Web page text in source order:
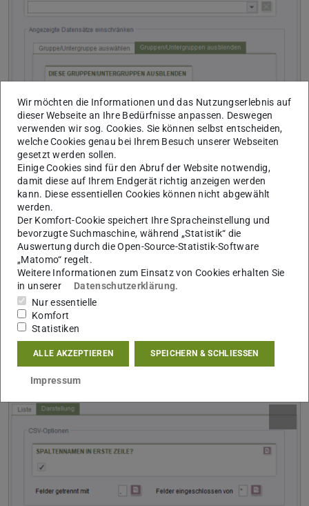
Gruppe/Untergruppe ausblenden
Hiermit kann die Anzahl und Auswahl der gelisteten
Kontakte ebenfalls eingeschränkt werden.
Diese Gruppen/Untergruppen ausblenden
Wählen Sie die Gruppe(n) bzw. Untergruppe(n) aus, deren
Kontakte NICHT in der CSV-Liste ausgegeben werden
sollen (obwohl sie zu der gewählten Einrichtung gehören).
Diese Option kann verwendet werden, um z. B. die
Praktikant*innen Ihrer Einrichtung nicht in der Liste
Darstellung
Wir möchten die Informationen und das Nutzungserlebnis auf
dieser Webseite an Ihre Bedürfnisse anpassen. Deswegen
verwenden wir sog. Cookies. Sie können selbst entscheiden,
welche Cookies genau bei Ihrem Besuch unserer Webseiten
gesetzt werden sollen.
Einige Cookies sind für den Abruf der Website notwendig,
damit diese auf Ihrem Endgerät richtig anzeigen werden
kann. Diese essentiellen Cookies können nicht abgewählt
werden.
Der Komfort-Cookie speichert Ihre Spracheinstellung und
bevorzugte Suchmaschine, während „Statistik“ die
Auswertung durch die Open-Source-Statistik-Software
„Matomo“ regelt.
Weitere Informationen zum Einsatz von Cookies erhalten Sie
in unserer
Datenschutzerklärung.
Nur essentielle
Komfort
Statistiken
ALLE AKZEPTIEREN SPEICHERN & SCHLIESSEN
Impressum